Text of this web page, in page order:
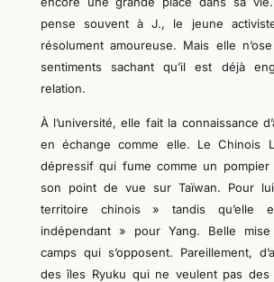
pense souvent à J., le jeune
résolument amoureuse. Mais elle
sentiments sachant qu’il est déjà
relation.
À l’université, elle fait la connaissance
en échange comme elle. Le Chinois
dépressif qui fume comme un pompier
son point de vue sur Taïwan. Pour
territoire chinois » tandis
indépendant » pour Yang. Belle
camps qui s’opposent. Pareillement,
des îles Ryuku qui ne veulent pas des